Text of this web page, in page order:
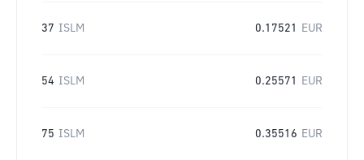
37 ISLM 0.17521 EUR
54 ISLM 0.25571 EUR
75 ISLM 0.35516 EUR